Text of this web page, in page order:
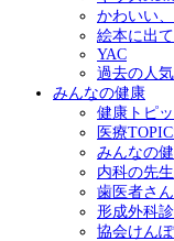
かわいい
絵本に出
YAC
過去の人
みんなの健康
健康トピ
医療
みんなの
内科の先
歯医者さ
形成外科
協会けんぽ